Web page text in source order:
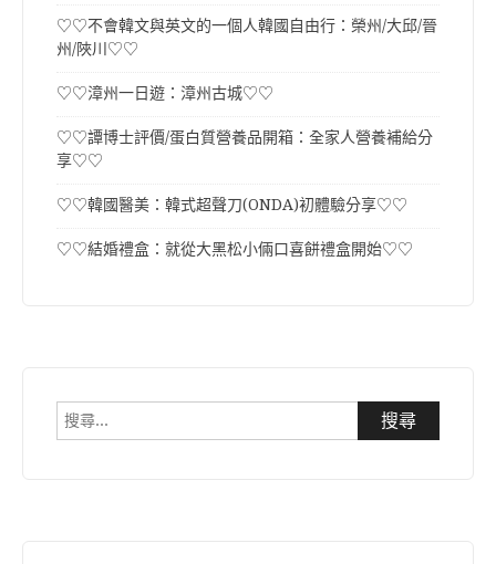
♡♡不會韓文與英文的一個人韓國自由行：榮州/大邱/晉
州/陜川♡♡
♡♡漳州一日遊：漳州古城♡♡
♡♡譚博士評價/蛋白質營養品開箱：全家人營養補給分
享♡♡
♡♡韓國醫美：韓式超聲刀(ONDA)初體驗分享♡♡
♡♡結婚禮盒：就從大黑松小倆口喜餅禮盒開始♡♡
搜